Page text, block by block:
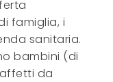
famiglia, i
sanitaria.
bambini (di
da